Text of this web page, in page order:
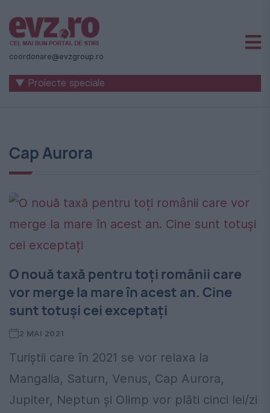
Știri
naționale
internaționale
-
Evenimentul
Zilei
coordonare@evzgroup.ro
▼ Proiecte speciale
Cap Aurora
O nouă taxă pentru toți românii care
vor merge la mare în acest an. Cine
sunt totuși cei exceptați
2 MAI 2021
Turiştii care în 2021 se vor relaxa la
Mangalia, Saturn, Venus, Cap Aurora,
Jupiter, Neptun şi Olimp vor plăti cinci lei/zi